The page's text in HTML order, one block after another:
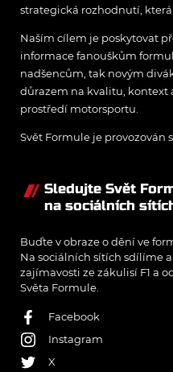
strategická rozhodnutí,
Naším cílem je poskytovat
informace fanouškům
nadšencům, tak novým
důrazem na kvalitu, kontext
prostředí motorsportu.
Svět Formule je provozován
Sledujte Svět
na sociálních
Buďte v obraze o dění ve
Na sociálních sítích sdílíme
zajímavosti ze zákulisí F1 a
Světa Formule.
Facebook
Instagram
X